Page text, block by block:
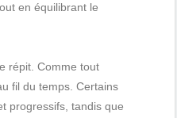
en équilibrant le
répit. Comme tout
fil du temps. Certains
progressifs, tandis que